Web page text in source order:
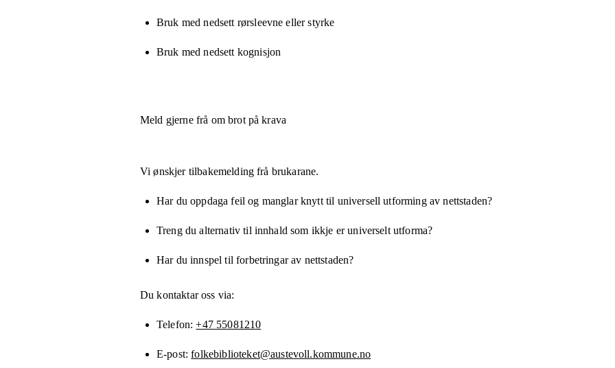
Bruk med nedsett rørsleevne eller styrke
Bruk med nedsett kognisjon
Meld gjerne frå om brot på krava
Vi ønskjer tilbakemelding frå brukarane.
Har du oppdaga feil og manglar knytt til universell utforming av nettstaden?
Treng du alternativ til innhald som ikkje er universelt utforma?
Har du innspel til forbetringar av nettstaden?
Du kontaktar oss via:
Telefon +47 55081210
E-post folkebiblioteket@austevoll.kommune.no